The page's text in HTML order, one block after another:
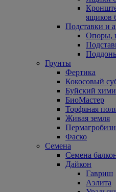
ящиков
Подставки и
Опоры,
Грунты
Фертика
Кокосовый
Буйский
БиоМастер
Торфяная
Живая земля
Фаско
Семена
Семена
Дайкон
Гавриш
Аэлита